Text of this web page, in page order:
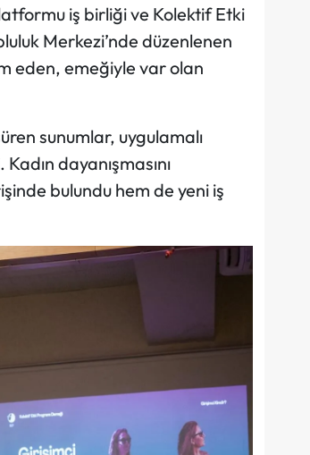
iş birliği ve Kolektif Etki
Merkezi’nde düzenlenen
eden, emeğiyle var olan
sunumlar, uygulamalı
dayanışmasını
bulundu hem de yeni iş